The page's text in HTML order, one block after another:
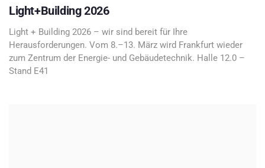
Light+Building 2026
Light + Building 2026 – wir sind bereit für Ihre
Herausforderungen. Vom 8.–13. März wird Frankfurt wieder
zum Zentrum der Energie- und Gebäudetechnik. Halle 12.0 –
Stand E41